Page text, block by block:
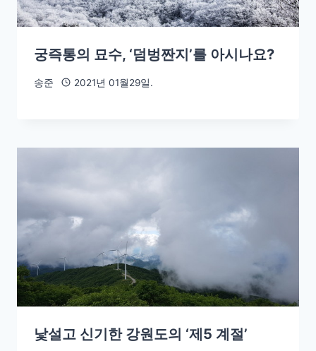
궁즉통의 묘수, ‘덤벙짠지’를 아시나요?
송준 2021년 01월29일.
낯설고 신기한 강원도의 ‘제5 계절’